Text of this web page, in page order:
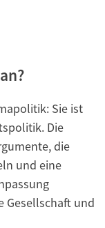
Sie ist
Die
die
und eine
Gesellschaft und